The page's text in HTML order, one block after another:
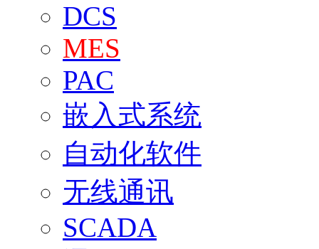
DCS
MES
PAC
嵌入式系统
自动化软件
无线通讯
SCADA